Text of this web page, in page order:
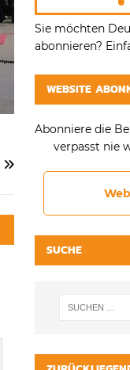
Sie möchten
abonnieren?
WEBSITE
Abonniere die
verpasst nie
SUCHE